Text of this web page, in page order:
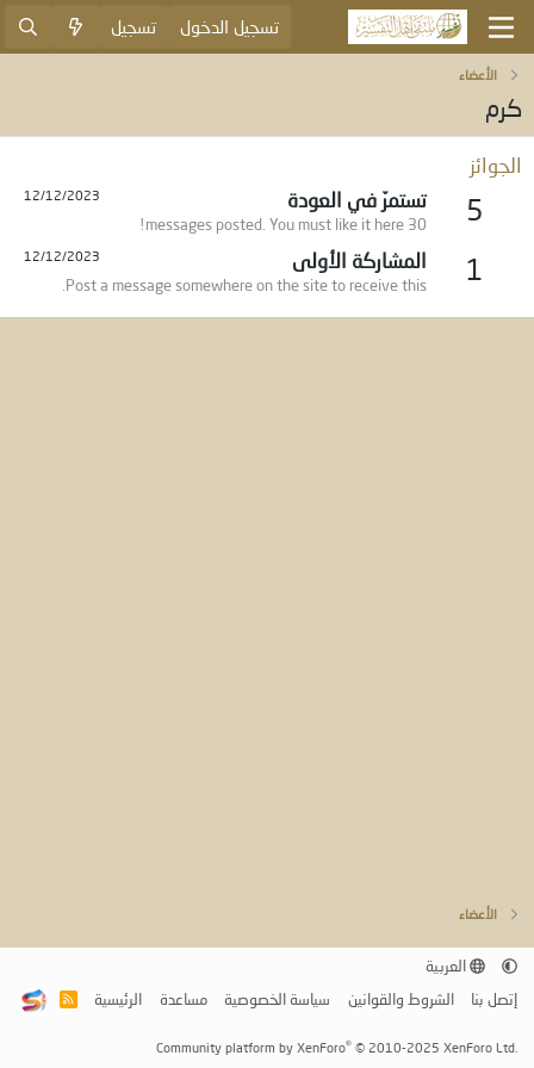
تسجيل الدخول تسجيل
الأعضاء
كرم
الجوائز
5
12/12/2023 تستمرّ في العودة
30 messages posted. You must like it here!
1
12/12/2023 المشاركة الأولى
Post a message somewhere on the site to receive this.
الأعضاء
العربية
إتصل بنا
الشروط والقوانين سياسة الخصوصية مساعدة الرئيسية
R
Community platform by XenForo® © 2010-2025 XenForo Ltd.